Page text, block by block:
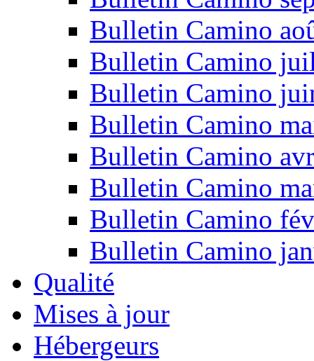
Bulletin Camino
Bulletin Camino
Bulletin Camino
Bulletin Camino
Bulletin Camino
Bulletin Camino
Bulletin Camino
Bulletin Camino
Qualité
Mises à jour
Hébergeurs